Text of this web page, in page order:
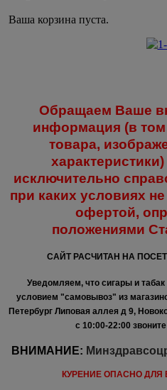
Ваша корзина пуста.
Обращаем Ваше
информация (в
товара,
исключительно
при каких условиях
офертой,
положениями
САЙТ РАСЧИТАН НА
Уведомляем, что сигары и
условием "самовывоз" из
Петербург Липовая аллея д 9,
с 10:00-22:00
ВНИМАНИЕ:
КУРЕНИЕ ОПАСНО